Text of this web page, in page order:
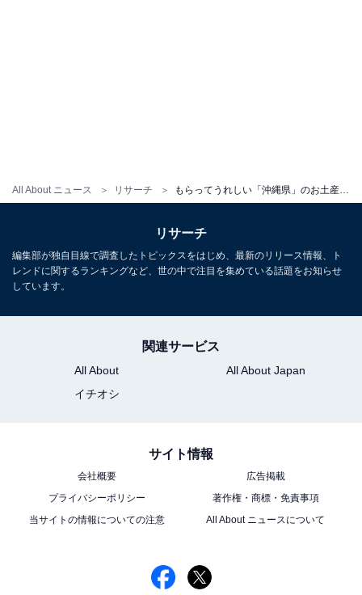
All About ニュース リサーチ
「甘すぎず芋の味が楽しめる。 またタルト生地もパサつ
いていると言うよりはしっとりしてて美味しいから」
（20代女性／大阪府）、「しっとりした生地と芋の味が
甘めでおいしい」（20代女性／福井県）、「ねっとりと
また、「甘そうと思ったけど甘すぎないところ。ちょう
どよいほろほろとした食感」（20代女性／東京都）、
「素朴な甘みがおいしい。通常の芋やさつまいもとも違
県）、「手ごろなのに高級感のあるしっとりとした触感
で上品な甘さがおいしい」（30代女性／東京都）など特
リサーチ
編集部が独自目線で調査したトピックスをはじめ、最新のリリース情報、ト
レンドに関するランキングなど、世の中で注目を集めている話題をお知らせ
しています。
関連サービス
All About
All About Japan
イチオシ
サイト情報
会社概要
広告掲載
プライバシーポリシー
著作権・商標・免責事項
当サイトの情報についての注意
All About ニュースについて